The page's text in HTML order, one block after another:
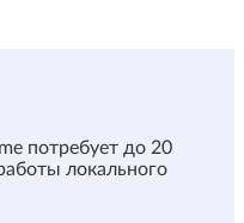
потребует до 20
локального